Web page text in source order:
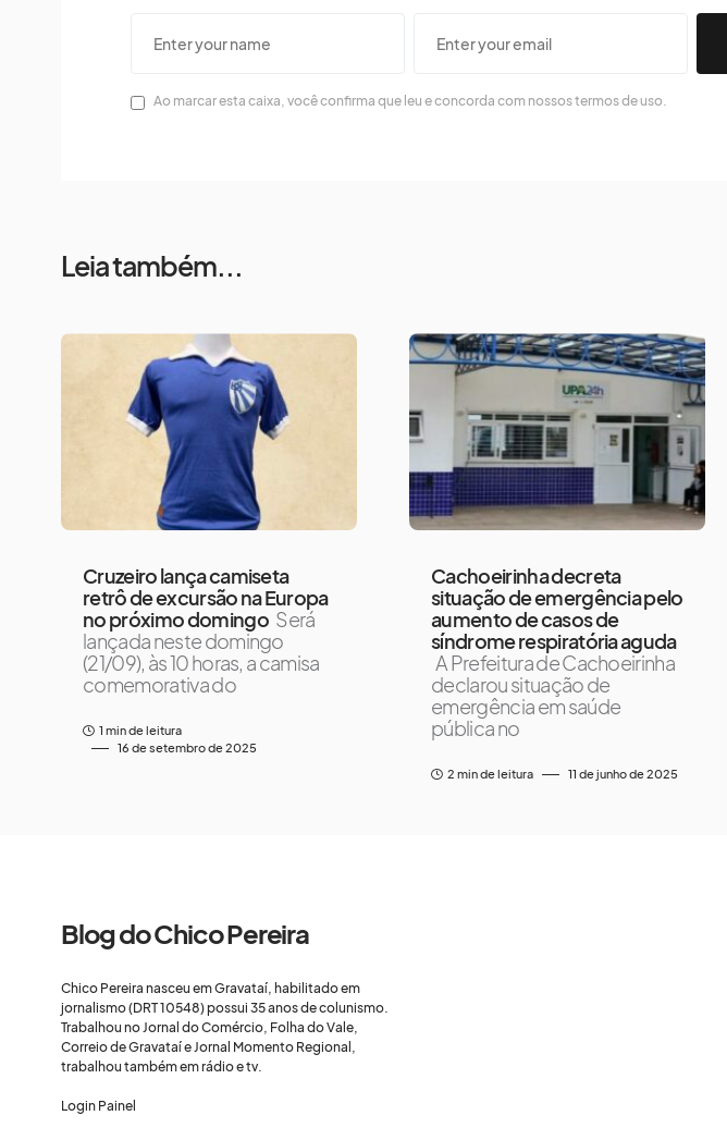
Ao marcar esta caixa, você confirma que leu e concorda com nossos termos de uso.
Leia também...
Cruzeiro lança camiseta
retrô de excursão na Europa
no próximo domingo Será
lançada neste domingo
(21/09), às 10 horas, a camisa
comemorativa do
1 min de leitura
16 de setembro de 2025
Cachoeirinha decreta
situação de emergência pelo
aumento de casos de
síndrome respiratória aguda
A Prefeitura de Cachoeirinha
declarou situação de
emergência em saúde
pública no
2 min de leitura 11 de junho de 2025
Blog do Chico Pereira
Chico Pereira nasceu em Gravataí, habilitado em
jornalismo (DRT 10548) possui 35 anos de colunismo.
Trabalhou no Jornal do Comércio, Folha do Vale,
Correio de Gravataí e Jornal Momento Regional,
trabalhou também em rádio e tv.
Login Painel